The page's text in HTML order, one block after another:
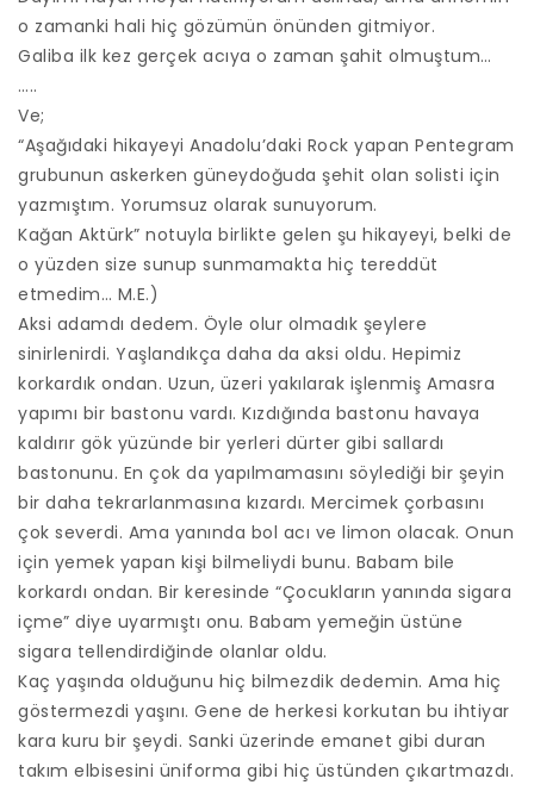
o zamanki hali hiç gözümün önünden gitmiyor.
Galiba ilk kez gerçek acıya o zaman şahit olmuştum…
…..
Ve;
“Aşağıdaki hikayeyi Anadolu’daki Rock yapan Pentegram
grubunun askerken güneydoğuda şehit olan solisti için
yazmıştım. Yorumsuz olarak sunuyorum.
Kağan Aktürk” notuyla birlikte gelen şu hikayeyi, belki de
o yüzden size sunup sunmamakta hiç tereddüt
etmedim… M.E.)
Aksi adamdı dedem. Öyle olur olmadık şeylere
sinirlenirdi. Yaşlandıkça daha da aksi oldu. Hepimiz
korkardık ondan. Uzun, üzeri yakılarak işlenmiş Amasra
yapımı bir bastonu vardı. Kızdığında bastonu havaya
kaldırır gök yüzünde bir yerleri dürter gibi sallardı
bastonunu. En çok da yapılmamasını söylediği bir şeyin
bir daha tekrarlanmasına kızardı. Mercimek çorbasını
çok severdi. Ama yanında bol acı ve limon olacak. Onun
için yemek yapan kişi bilmeliydi bunu. Babam bile
korkardı ondan. Bir keresinde “Çocukların yanında sigara
içme” diye uyarmıştı onu. Babam yemeğin üstüne
sigara tellendirdiğinde olanlar oldu.
Kaç yaşında olduğunu hiç bilmezdik dedemin. Ama hiç
göstermezdi yaşını. Gene de herkesi korkutan bu ihtiyar
kara kuru bir şeydi. Sanki üzerinde emanet gibi duran
takım elbisesini üniforma gibi hiç üstünden çıkartmazdı.